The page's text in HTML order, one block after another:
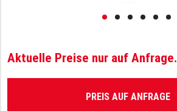
Aktuelle Preise nur auf Anfrage.
PREIS AUF ANFRAGE